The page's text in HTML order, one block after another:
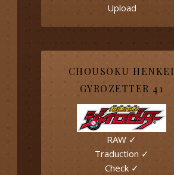
Upload
CHOUSOKU HENKEI
GYROZETTER 41
RAW ✓
Traduction ✓
Check ✓